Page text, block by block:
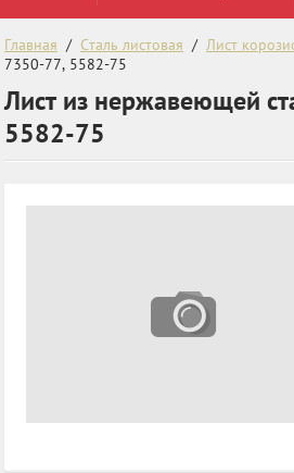
Главная
  /
Сталь листовая
  /
Лист
7350-77, 5582-75
Лист из нержавеющей
5582-75